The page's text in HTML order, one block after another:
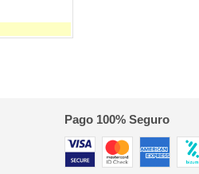
Pago 100% Seguro